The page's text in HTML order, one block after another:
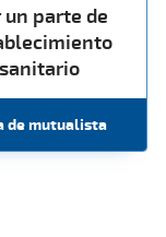
un parte de
sanitario
de mutualista